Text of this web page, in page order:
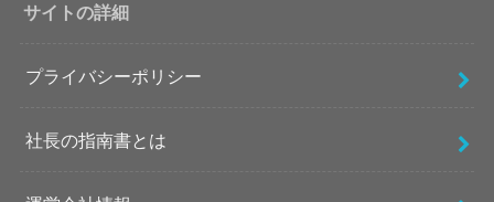
サイトの詳細
プライバシーポリシー
社長の指南書とは